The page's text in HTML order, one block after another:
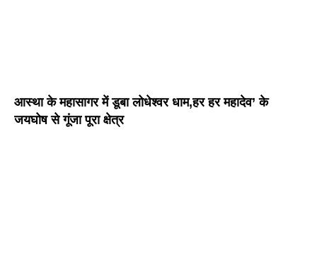
आस्था के महासागर में डूबा लोधेश्वर धाम,हर हर महादेव’ के
जयघोष से गूंजा पूरा क्षेत्र